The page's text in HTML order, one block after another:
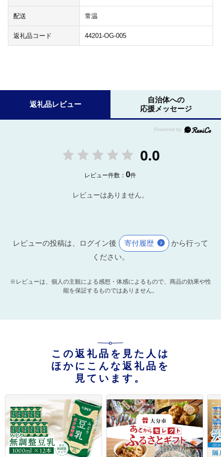
配送 常温
返礼品コード 44201-OG-005
返礼品レビュー
自治体への
応援メッセージ
0.0
レビュー件数：0件
レビューはありません。
レビューの投稿は、ログイン後 寄付履歴
から行って
ください。
※レビューは、個人の主観による感想・体感によるもので、商品の効果や性
能を保証するものではありません。
この返礼品を見た人は
ほかにこんな返礼品を
見ています。